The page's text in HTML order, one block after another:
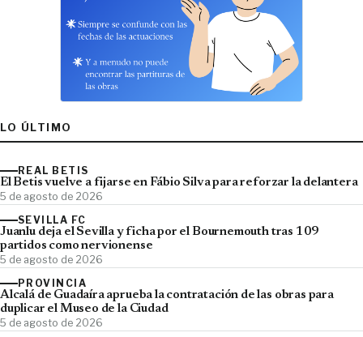
LO ÚLTIMO
REAL BETIS
El Betis vuelve a fijarse en Fábio Silva para reforzar la delantera
5 de agosto de 2026
SEVILLA FC
Juanlu deja el Sevilla y ficha por el Bournemouth tras 109
partidos como nervionense
5 de agosto de 2026
PROVINCIA
Alcalá de Guadaíra aprueba la contratación de las obras para
duplicar el Museo de la Ciudad
5 de agosto de 2026